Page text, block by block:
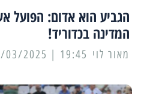
הגביע הוא אדום: הפועל
המדינה בכדוריד!
מאור לוי 19:45 | 29/03/2025